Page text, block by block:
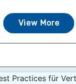
View More